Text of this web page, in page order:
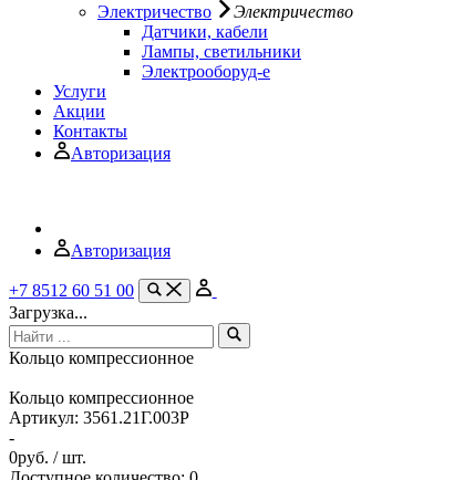
Электричество
Электричество
Датчики, кабели
Лампы, светильники
Электрооборуд-е
Услуги
Акции
Контакты
Авторизация
Авторизация
+7 8512 60 51 00
Загрузка...
Кольцо компрессионное
Кольцо компрессионное
Артикул: 3561.21Г.003Р
-
0руб. / шт.